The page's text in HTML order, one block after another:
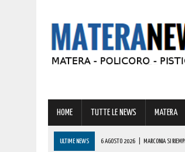
HOME TUTTE LE NEWS MATERA
ULTIME NEWS 6 AGOSTO 2026 MARCONIA SI